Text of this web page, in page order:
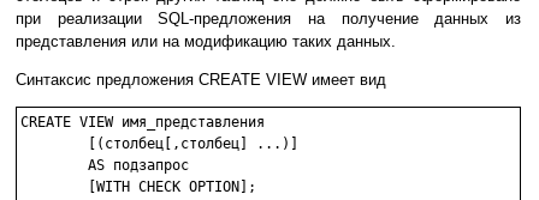
при реализации SQL-предложения на получение данных из
представления или на модификацию таких данных.
Синтаксис предложения CREATE VIEW имеет вид
CREATE VIEW имя_представления